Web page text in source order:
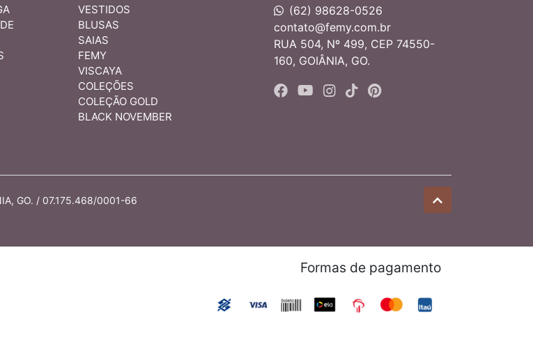
(62) 98628-0526
contato@femy.com.br
RUA 504, Nº 499, CEP 74550-
160, GOIÂNIA, GO.
VESTIDOS
BLUSAS
SAIAS
FEMY
VISCAYA
COLEÇÕES
COLEÇÃO GOLD
BLACK NOVEMBER
GO. / 07.175.468/0001-66
Formas de pagamento